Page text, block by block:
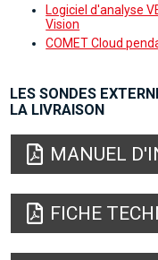
Logiciel d'analyse
Vision
COMET Cloud
LES SONDES
LA LIVRAISON
MANUEL
FICHE